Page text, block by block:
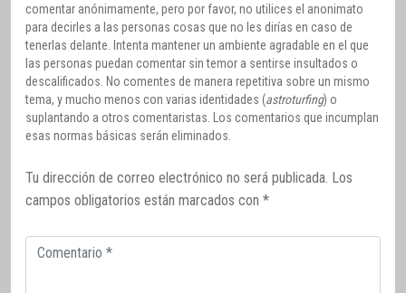
comentar anónimamente, pero por favor, no utilices el anonimato
para decirles a las personas cosas que no les dirías en caso de
tenerlas delante. Intenta mantener un ambiente agradable en el que
las personas puedan comentar sin temor a sentirse insultados o
descalificados. No comentes de manera repetitiva sobre un mismo
tema, y mucho menos con varias identidades (astroturfing) o
suplantando a otros comentaristas. Los comentarios que incumplan
esas normas básicas serán eliminados.
Tu dirección de correo electrónico no será publicada. Los
campos obligatorios están marcados con *
Comentario